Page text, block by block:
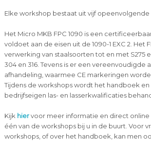
Elke workshop bestaat uit vijf
Het Micro MKB FPC 1090 is een
voldoet aan de eisen uit de 1090-1 EXC 2. Het
verwerking van staalsoorten tot en met S275
304 en 316. Tevens is er een vereenvoudigde
afhandeling, waarmee CE markeringen
Tijdens de workshops wordt het handboek en
bedrijfseigen las- en lasserkwalificaties
Kijk hiervoor meer informatie en direct
één van de workshops bij u in de buurt. Voor
workshops, of over het handboek, kan men